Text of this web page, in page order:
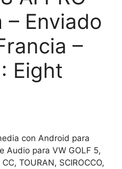
– Enviado
–
Eight
con Android para
Audio para VW GOLF 5,
TOURAN, SCIROCCO,